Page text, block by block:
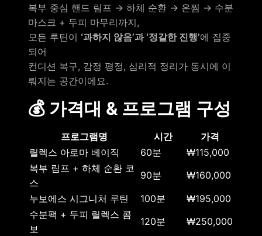
복부 중심 핸드 림프 → 하체 순환 → 온찜 → 수분
마스크 + 두피 마무리까지,
모든 루틴이 ‘과하지 않음’과 ‘정갈한 진행’에 집중
되어
컨디션 복구, 감정 평정, 심리적 정리가 동시에 이
뤄지는 공간이에요.
💰 가격대 & 프로그램 구성
프로그램명 시간
가격
릴렉스 아로마 베이직
60분
₩115,000
복부 림프 + 하체 순환 코
스
90분
₩160,000
누보에스 시그니처 루틴
100분
₩195,000
수분팩 + 두피 릴렉스 콤
보
120분
₩250,000